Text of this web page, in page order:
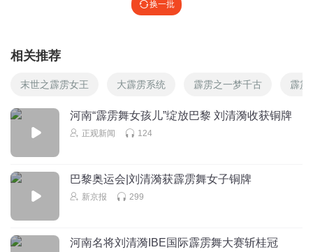
换一批
相关推荐
末世之霹雳女王 大霹雳系统 霹雳之一梦千古 霹雳
河南“霹雳舞女孩儿”绽放巴黎 刘清漪收获铜牌
正观新闻 124
巴黎奥运会|刘清漪获霹雳舞女子铜牌
新京报 299
河南名将刘清漪IBE国际霹雳舞大赛斩桂冠